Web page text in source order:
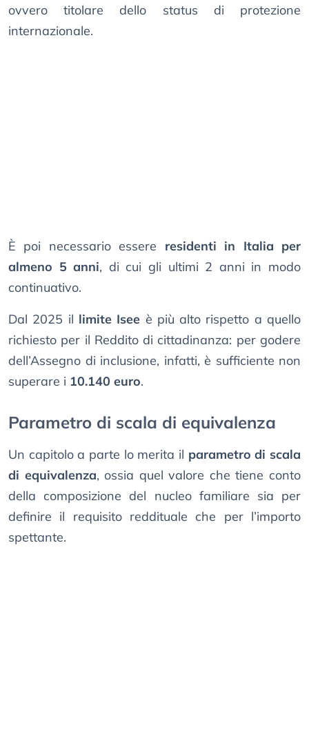
ovvero titolare dello status di protezione
internazionale.
È poi necessario essere residenti in Italia per
almeno 5 anni, di cui gli ultimi 2 anni in modo
continuativo.
Dal 2025 il limite Isee è più alto rispetto a quello
richiesto per il Reddito di cittadinanza: per godere
dell’Assegno di inclusione, infatti, è sufficiente non
superare i 10.140 euro.
Parametro di scala di equivalenza
Un capitolo a parte lo merita il parametro di scala
di equivalenza, ossia quel valore che tiene conto
della composizione del nucleo familiare sia per
definire il requisito reddituale che per l’importo
spettante.